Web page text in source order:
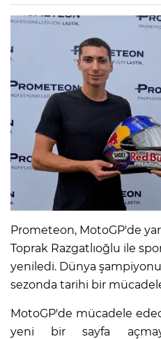
Prometeon, MotoGP'de
Toprak Razgatlıoğlu ile
yeniledi. Dünya
sezonda tarihi bir
MotoGP'de mücadele
yeni bir sayfa